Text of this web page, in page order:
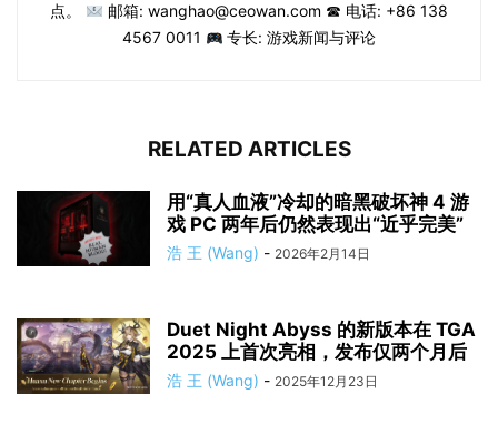
点。
邮箱: wanghao@ceowan.com ☎ 电话: +86 138
4567 0011
专长: 游戏新闻与评论
RELATED ARTICLES
用“真人血液”冷却的暗黑破坏神 4 游
戏 PC 两年后仍然表现出“近乎完美”
浩 王 (Wang) - 2026年2月14日
Duet Night Abyss 的新版本在 TGA
2025 上首次亮相，发布仅两个月后
浩 王 (Wang) - 2025年12月23日